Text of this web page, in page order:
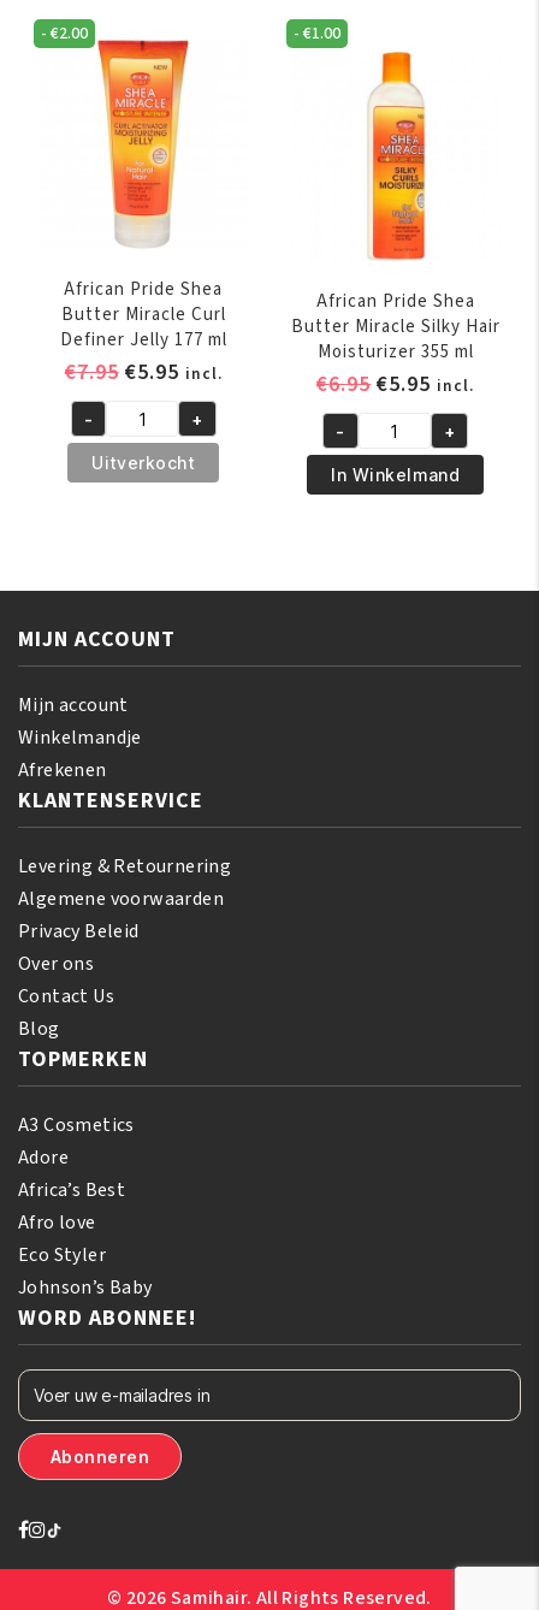
Anti-
Breakage
Braid
Sheen
Spray
aantal
2
-
Shampoo
Conditioner
-€2.00
African Pride Shea
Butter Miracle Curl
Definer Jelly 177 ml
€7.95 Oorspronkelijke
was:
€7.95.
€5.95Huidige
prijs
is:
€5.95.
incl.
African
Pride
Shea
Jelly
177
aantal
- +
Uitverkocht
-€1.00
African Pride Shea
Butter Miracle Silky Hair
Moisturizer 355 ml
€6.95
was:
€6.95.
€5.95 Huidige
prijs
is:
€5.95.
incl.
African
Pride
Shea
Silky
355
- +
In Winkelmand
MIJN ACCOUNT
Mijn account
Winkelmandje
Afrekenen
KLANTENSERVICE
Levering & Retournering
Algemene voorwaarden
Privacy Beleid
Over ons
Contact Us
Blog
TOPMERKEN
A3 Cosmetics
Adore
Africa’s Best
Afro love
Eco Styler
Johnson’s Baby
WORD ABONNEE!
© 2026 Samihair. All Rights Reserved.